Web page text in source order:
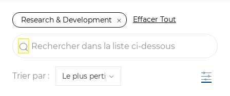
Research & Development Effacer Tout
the results are updated
Rechercher dans la liste ci-dessous
Trier par : Filtre